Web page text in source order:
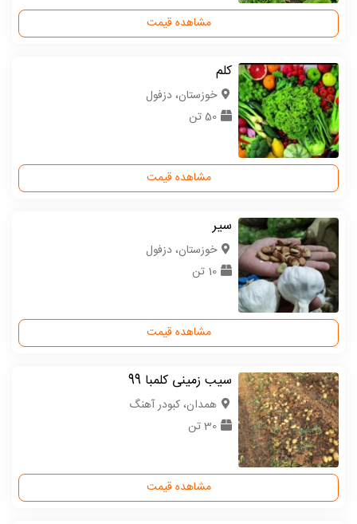
مشاهده قیمت
کلم
خوزستان، دزفول
50 تن
مشاهده قیمت
سیر
خوزستان، دزفول
10 تن
مشاهده قیمت
سیب زمینی کلمبا 99
همدان، کبودر آهنگ
30 تن
مشاهده قیمت